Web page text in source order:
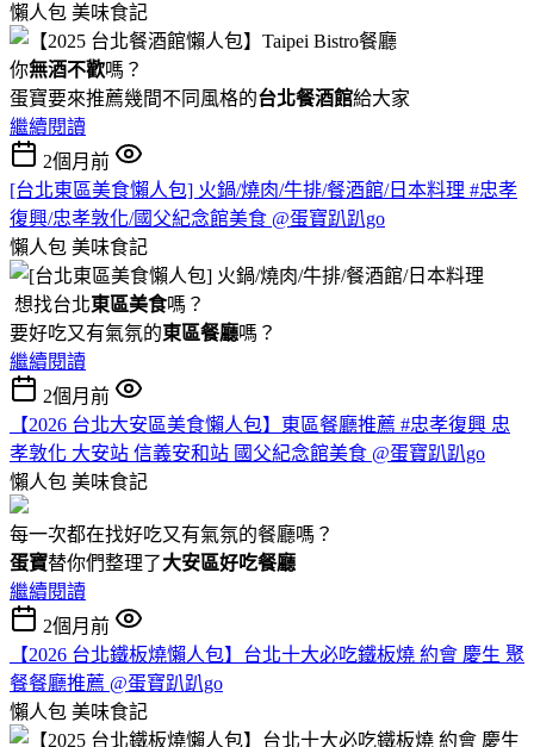
懶人包 美味食記
你無酒不歡嗎？
蛋寶要來推薦幾間不同風格的台北餐酒館給大家
繼續閱讀
2個月前
[台北東區美食懶人包] 火鍋/燒肉/牛排/餐酒館/日本料理 #忠孝
復興/忠孝敦化/國父紀念館美食 @蛋寶趴趴go
懶人包 美味食記
想找台北東區美食嗎？
要好吃又有氣氛的東區餐廳嗎？
繼續閱讀
2個月前
【2026 台北大安區美食懶人包】東區餐廳推薦 #忠孝復興 忠
孝敦化 大安站 信義安和站 國父紀念館美食 @蛋寶趴趴go
懶人包 美味食記
每一次都在找好吃又有氣氛的餐廳嗎？
蛋寶替你們整理了大安區好吃餐廳
繼續閱讀
2個月前
【2026 台北鐵板燒懶人包】台北十大必吃鐵板燒 約會 慶生 聚
餐餐廳推薦 @蛋寶趴趴go
懶人包 美味食記